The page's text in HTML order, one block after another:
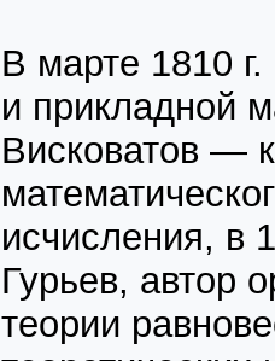
В марте 1810
и прикладной
Висковатов —
исчисления, в
Гурьев, автор
теории